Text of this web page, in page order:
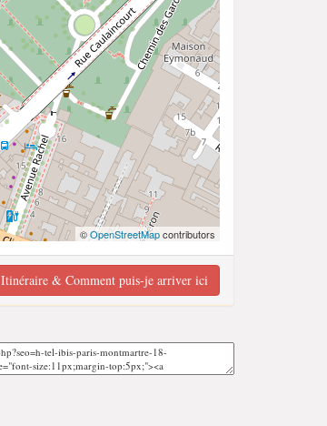
©OpenStreetMapcontributors
Itinéraire & Comment puis-je arriver ici